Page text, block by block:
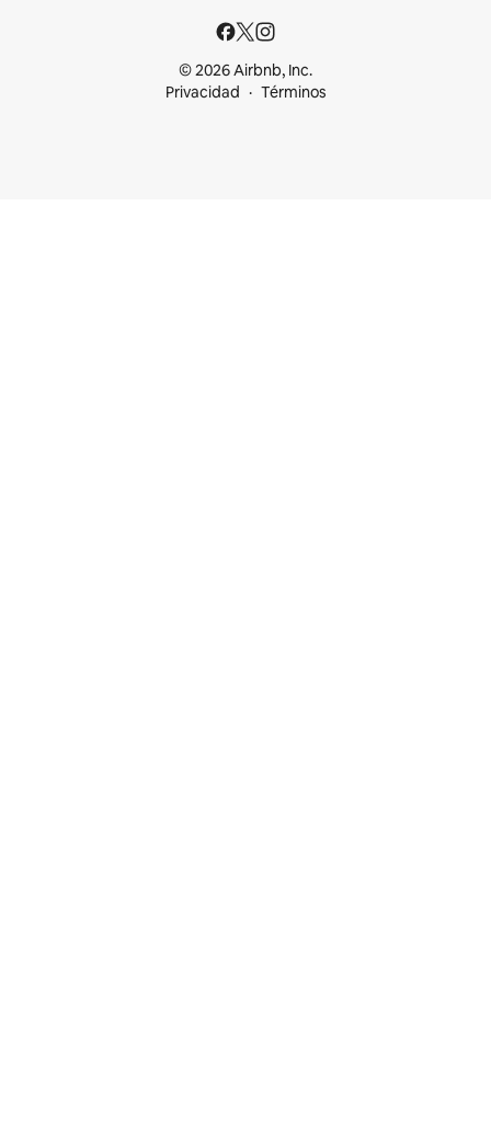
© 2026 Airbnb, Inc.
Privacidad
Términos